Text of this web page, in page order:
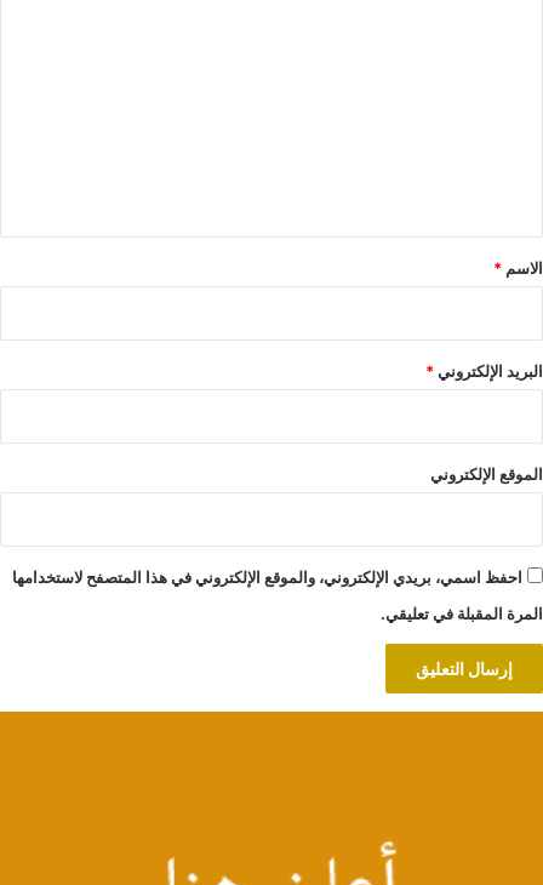
*
الاسم *
البريد الإلكتروني*
الموقع الإلكتروني
احفظ اسمي، بريدي الإلكتروني، والموقع الإلكتروني في هذا المتصفح لاستخدامها
المرة المقبلة في تعليقي.